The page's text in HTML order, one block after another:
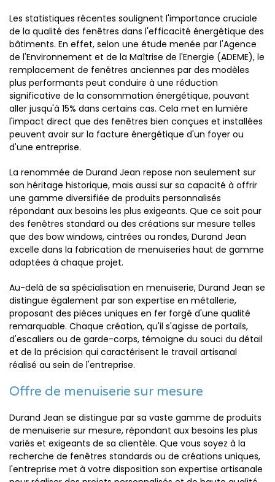
Les statistiques récentes soulignent l'importance cruciale
de la qualité des fenêtres dans l'efficacité énergétique des
bâtiments. En effet, selon une étude menée par l'Agence
de l'Environnement et de la Maîtrise de l'Energie (ADEME), le
remplacement de fenêtres anciennes par des modèles
plus performants peut conduire à une réduction
significative de la consommation énergétique, pouvant
aller jusqu'à 15% dans certains cas. Cela met en lumière
l'impact direct que des fenêtres bien conçues et installées
peuvent avoir sur la facture énergétique d'un foyer ou
d'une entreprise.
La renommée de Durand Jean repose non seulement sur
son héritage historique, mais aussi sur sa capacité à offrir
une gamme diversifiée de produits personnalisés
répondant aux besoins les plus exigeants. Que ce soit pour
des fenêtres standard ou des créations sur mesure telles
que des bow windows, cintrées ou rondes, Durand Jean
excelle dans la fabrication de menuiseries haut de gamme
adaptées à chaque projet.
Au-delà de sa spécialisation en menuiserie, Durand Jean se
distingue également par son expertise en métallerie,
proposant des pièces uniques en fer forgé d'une qualité
remarquable. Chaque création, qu'il s'agisse de portails,
d'escaliers ou de garde-corps, témoigne du souci du détail
et de la précision qui caractérisent le travail artisanal
réalisé au sein de l'entreprise.
Offre de menuiserie sur mesure
Durand Jean se distingue par sa vaste gamme de produits
de menuiserie sur mesure, répondant aux besoins les plus
variés et exigeants de sa clientèle. Que vous soyez à la
recherche de fenêtres standards ou de créations uniques,
l'entreprise met à votre disposition son expertise artisanale